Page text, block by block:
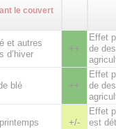
le couvert
et autres
d’hiver
++
Effet
de
blé ++
Effet
de
+/-
Effet
est